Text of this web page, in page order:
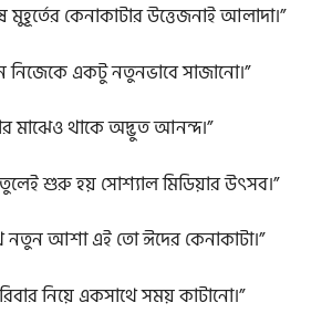
কেনাকাটার উত্তেজনাই আলাদা।”
নিজেকে একটু নতুনভাবে সাজানো।”
মাঝেও থাকে অদ্ভুত আনন্দ।”
শুরু হয় সোশ্যাল মিডিয়ার উৎসব।”
নতুন আশা এই তো ঈদের কেনাকাটা।”
নিয়ে একসাথে সময় কাটানো।”